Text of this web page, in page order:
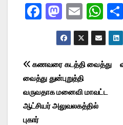
F
e
b
o
o
M
a
st
o
d
o
n
E
m
ail
W
h
at
s
p
Post
navigation
கணவரை கடத்தி வைத்து
வைத்து துன்புறுத்தி
வருவதாக மனைவி மாவட்ட
ஆட்சியர் அலுவலகத்தில்
புகார்